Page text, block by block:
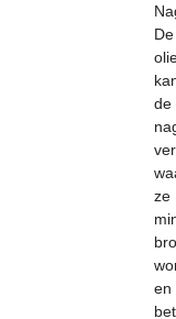
De
de
ze
en